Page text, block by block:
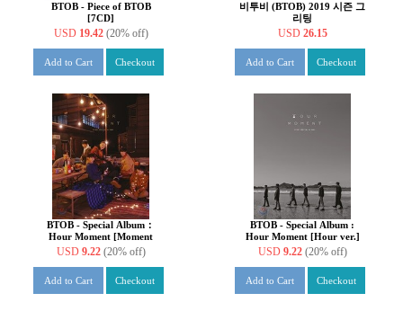
BTOB - Piece of BTOB
[7CD]
USD 19.42 (20% off)
Add to Cart Checkout
비투비 (BTOB) 2019 시즌 그
리팅
USD 26.15
Add to Cart Checkout
BTOB - Special Album：
Hour Moment [Moment
ver.]
USD 9.22 (20% off)
Add to Cart Checkout
BTOB - Special Album :
Hour Moment [Hour ver.]
USD 9.22 (20% off)
Add to Cart Checkout